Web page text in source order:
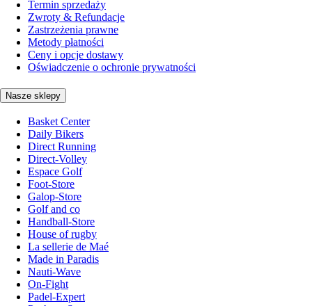
Termin sprzedaży
Zwroty & Refundacje
Zastrzeżenia prawne
Metody płatności
Ceny i opcje dostawy
Oświadczenie o ochronie prywatności
Nasze sklepy
Basket Center
Daily Bikers
Direct Running
Direct-Volley
Espace Golf
Foot-Store
Galop-Store
Golf and co
Handball-Store
House of rugby
La sellerie de Maé
Made in Paradis
Nauti-Wave
On-Fight
Padel-Expert